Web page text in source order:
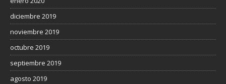
diciembre 2019
noviembre 2019
octubre 2019
septiembre 2019
agosto 2019